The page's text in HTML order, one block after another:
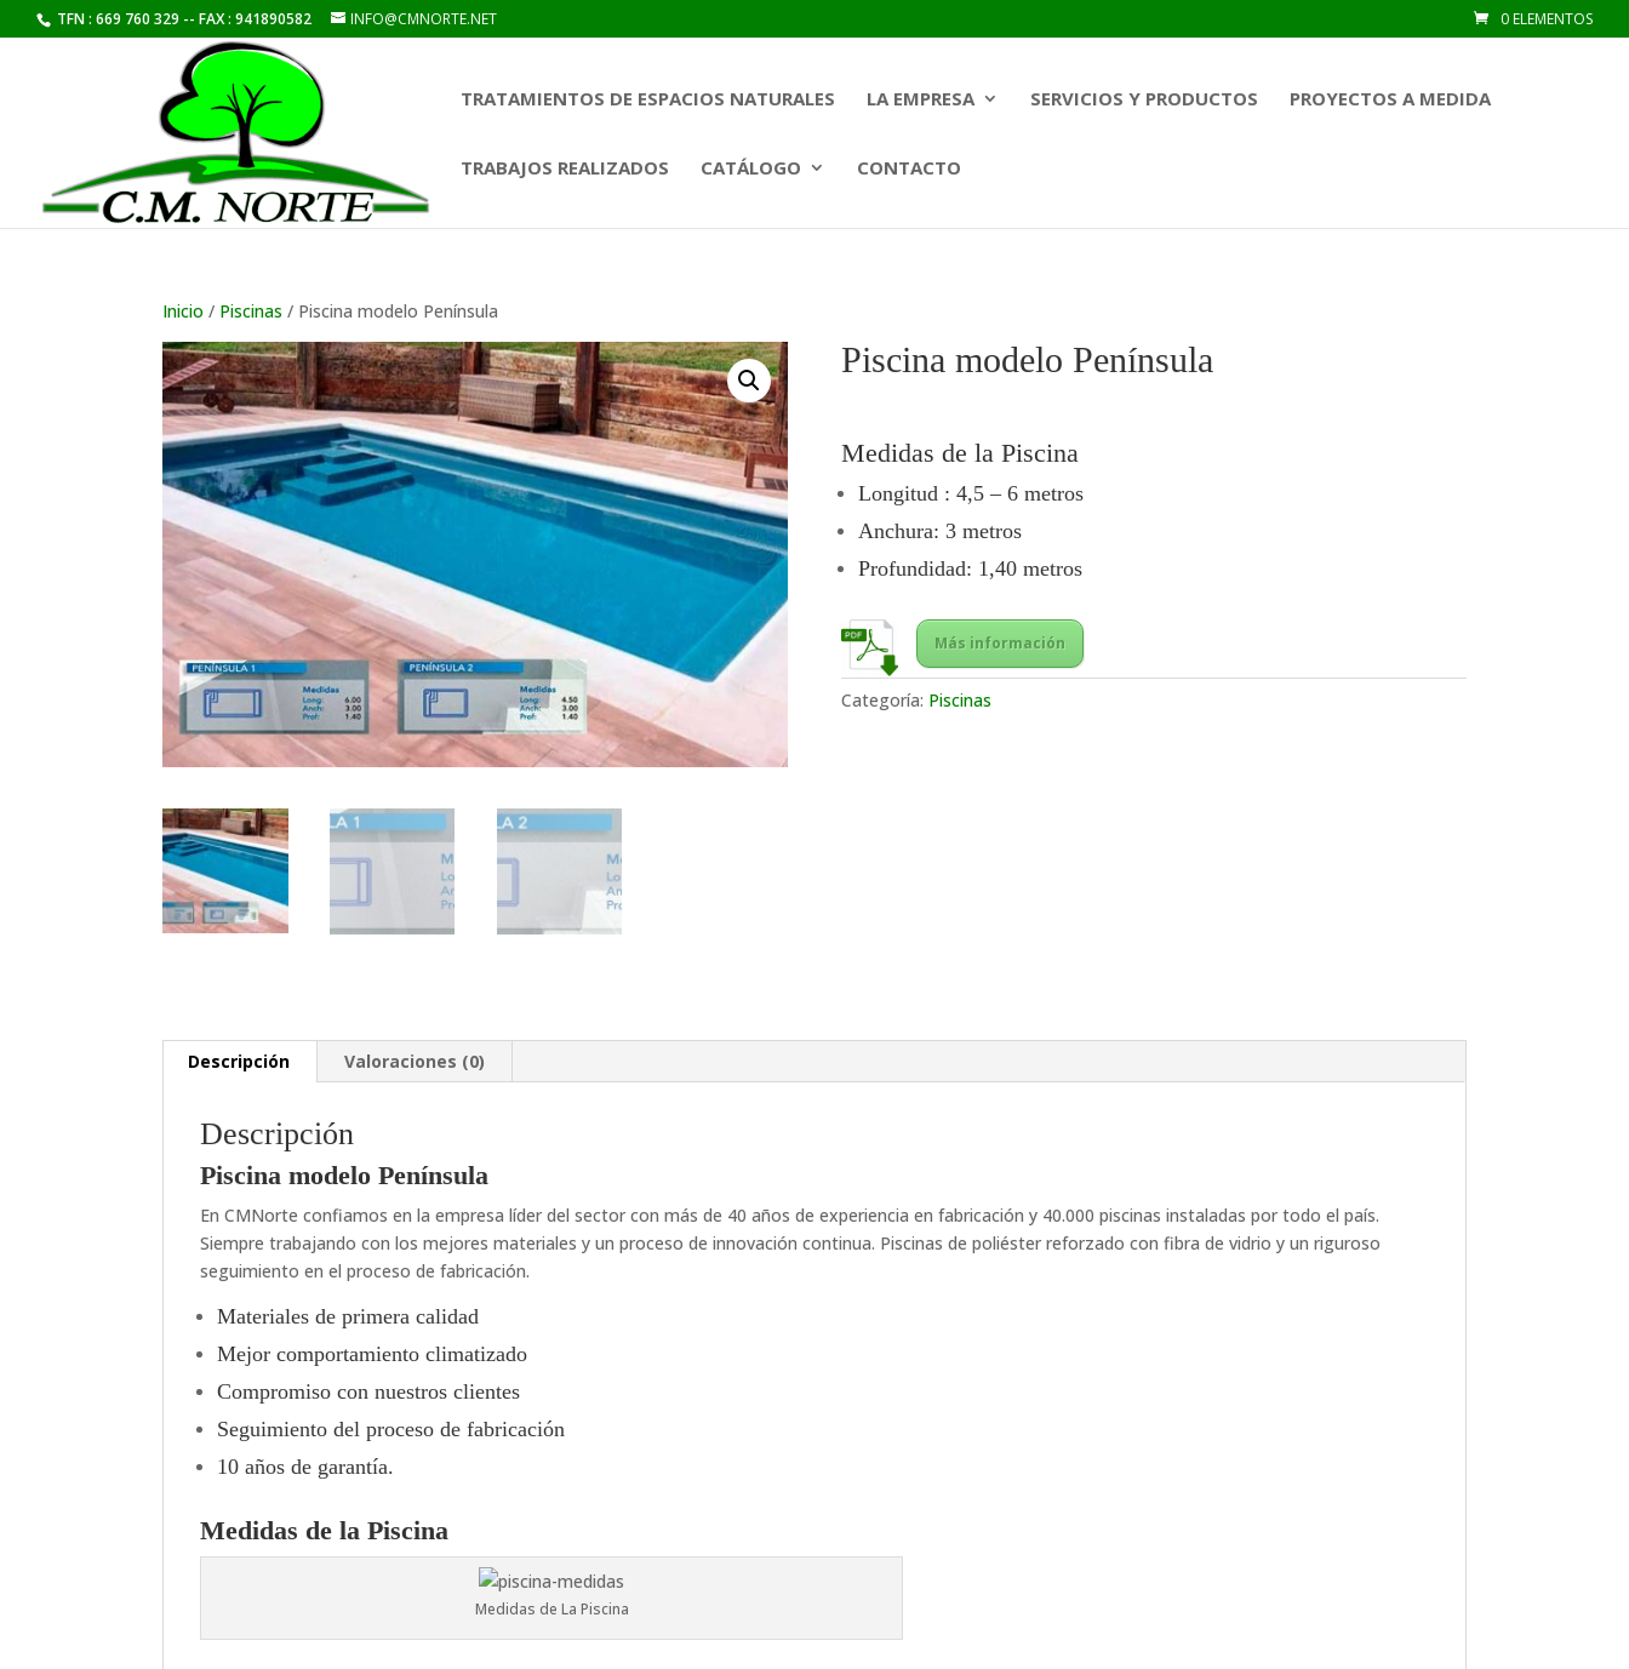
TFN : 669 760 329 -- FAX : 941890582 INFO@CMNORTE.NET 0 ELEMENTOS
TRATAMIENTOS DE ESPACIOS NATURALES LA EMPRESA SERVICIOS Y PRODUCTOS PROYECTOS A MEDIDA
TRABAJOS REALIZADOS CATÁLOGO CONTACTO
Inicio / Piscinas / Piscina modelo Península
Piscina modelo Península
Medidas de la Piscina
Longitud : 4,5 – 6 metros
Anchura: 3 metros
Profundidad: 1,40 metros
Más información
Categoría: Piscinas
Descripción Valoraciones (0)
Descripción
Piscina modelo Península
En CMNorte confiamos en la empresa líder del sector con más de 40 años de experiencia en fabricación y 40.000 piscinas instaladas por todo el país.
Siempre trabajando con los mejores materiales y un proceso de innovación continua. Piscinas de poliéster reforzado con fibra de vidrio y un riguroso
seguimiento en el proceso de fabricación.
Materiales de primera calidad
Mejor comportamiento climatizado
Compromiso con nuestros clientes
Seguimiento del proceso de fabricación
10 años de garantía.
Medidas de la Piscina
Medidas de La Piscina